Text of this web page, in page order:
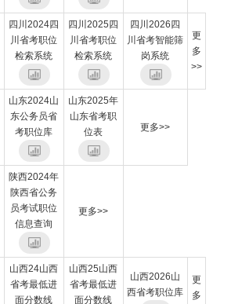
四川2024四
川省考职位
检索系统
四川2025四
川省考职位
检索系统
四川2026四
川省考智能筛
岗系统
更
多
>>
山东2024山
东公务员省
考职位库
山东2025年
山东省考职
位表
更多>>
陕西2024年
陕西省公务
员考试职位
信息查询
更多>>
山西24山西
省考最低进
面分数线
山西25山西
省考最低进
面分数线
山西2026山
西省考职位库
更
多